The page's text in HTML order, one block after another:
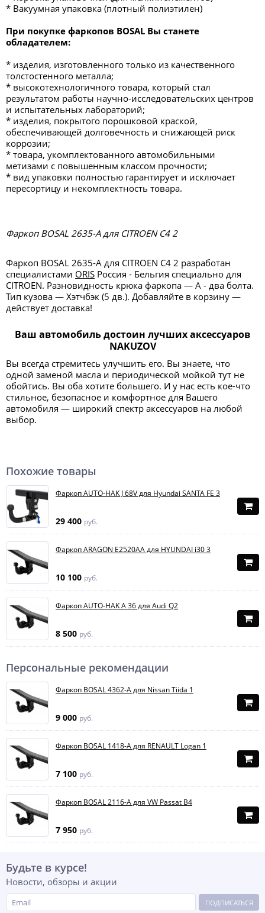
* Вакуумная упаковка (плотный полиэтилен)
При покупке фаркопов BOSAL Вы станете
обладателем:
* изделия, изготовленного только из качественного
толстостенного металла;
* высокотехнологичного товара, который стал
результатом работы научно-исследовательских центров
и испытательных лабораторий;
* изделия, покрытого порошковой краской,
обеспечивающей долговечность и снижающей риск
коррозии;
* товара, укомплектованного автомобильными
метизами с повышенным классом прочности;
* вид упаковки полностью гарантирует и исключает
пересортицу и некомплектность товара.
Фаркоп BOSAL 2635-А для CITROEN C4 2
Фаркоп BOSAL 2635-A для CITROEN C4 2 разработан
специалистами ORIS Россия - Бельгия специально для
CITROEN. Разновидность крюка фаркопа — А - два болта.
Тип кузова — Хэтчбэк (5 дв.). Добавляйте в корзину —
действует доставка!
Ваш автомобиль достоин лучших аксессуаров
NAKUZOV
Вы всегда стремитесь улучшить его. Вы знаете, что
одной заменой масла и периодической мойкой тут не
обойтись. Вы оба хотите большего. И у нас есть кое-что
стильное, безопасное и комфортное для Вашего
автомобиля — широкий спектр аксессуаров на любой
выбор.
Похожие товары
Фаркоп AUTO-HAK J 68V для Hyundai SANTA FE 3
29 400 руб.
Фаркоп ARAGON E2520AA для HYUNDAI i30 3
10 100 руб.
Фаркоп AUTO-HAK A 36 для Audi Q2
8 500 руб.
Персональные рекомендации
Фаркоп BOSAL 4362-A для Nissan Tiida 1
9 000 руб.
Фаркоп BOSAL 1418-A для RENAULT Logan 1
7 100 руб.
Фаркоп BOSAL 2116-A для VW Passat B4
7 950 руб.
Будьте в курсе!
Новости, обзоры и акции
ПОДПИСАТЬСЯ